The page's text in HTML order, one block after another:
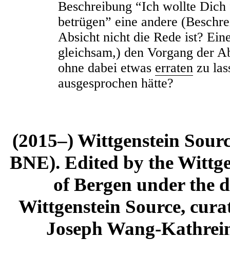
Beschreibung “Ich wollte
betrügen” eine andere
Absicht nicht die Rede ist?
gleichsam,) den Vorgang der
ohne dabei etwas erraten zu
ausgesprochen hätte?
(2015–) Wittgenstein
BNE). Edited by the
of Bergen under the
Wittgenstein Source,
Joseph Wang-